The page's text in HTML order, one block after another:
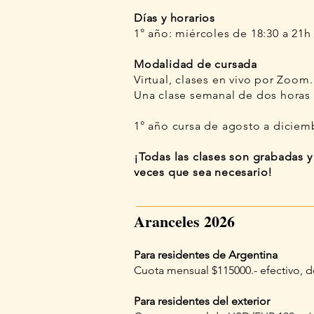
Días y horarios
1° año: miércoles de 18:30 a 21h
Modalidad de cursada
Virtual, clases en vivo por Zoom.
Una clase semanal de dos
1° año cursa de agosto a
¡Todas las clases son
veces que sea necesario!
Aranceles 2026
Para residentes de Argentina
Cuota mensual $115000.- efectivo,
Para residentes del exterior